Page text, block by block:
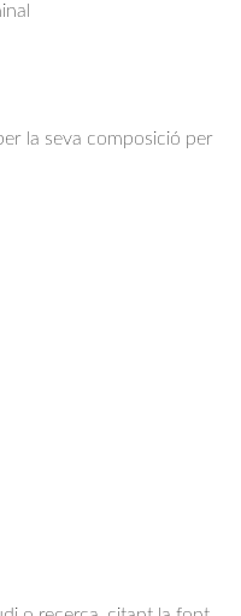
la seva composició per